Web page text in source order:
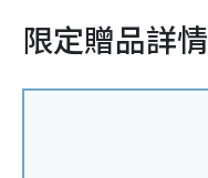
限定贈品詳情